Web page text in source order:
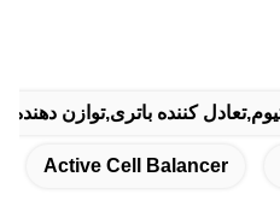
کننده باتری,توازن
Active Cell Balancer